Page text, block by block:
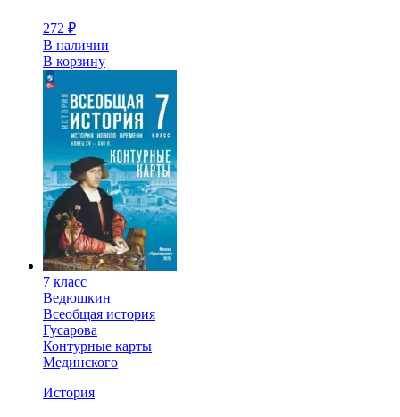
272 ₽
В наличии
В корзину
7 класс
Ведюшкин
Всеобщая история
Гусарова
Контурные карты
Мединского
История